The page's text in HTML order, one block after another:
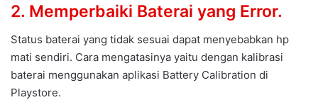
2. Memperbaiki Baterai yang Error.
Status baterai yang tidak sesuai dapat menyebabkan hp
mati sendiri. Cara mengatasinya yaitu dengan kalibrasi
baterai menggunakan aplikasi Battery Calibration di
Playstore.